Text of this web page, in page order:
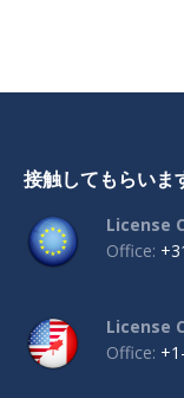
接触してもらいま
License
Office:
License
Office: